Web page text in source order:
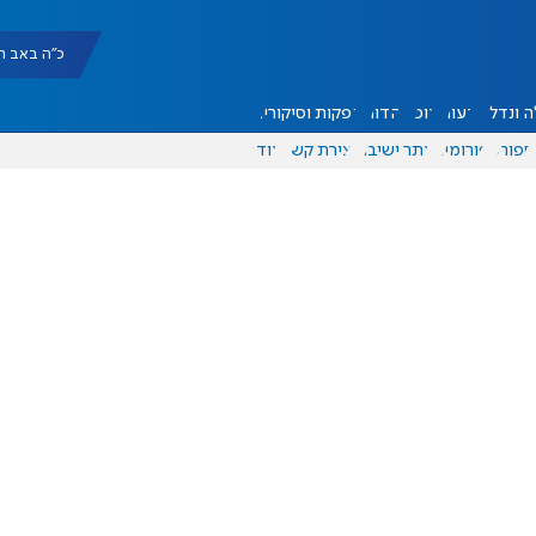
כ"ה באב תשפ"ו
ונדל"ן דעות אוכל יהדות הפקות וסיקורים
ספורט פורומים אתר ישיבה יצירת קשר עוד